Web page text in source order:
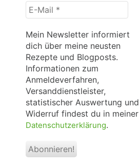
E-
Mail
Mein Newsletter informiert
dich über meine neusten
Rezepte und Blogposts.
Informationen zum
Anmeldeverfahren,
Versanddienstleister,
statistischer Auswertung und
Widerruf findest du in meiner
Datenschutzerklärung.